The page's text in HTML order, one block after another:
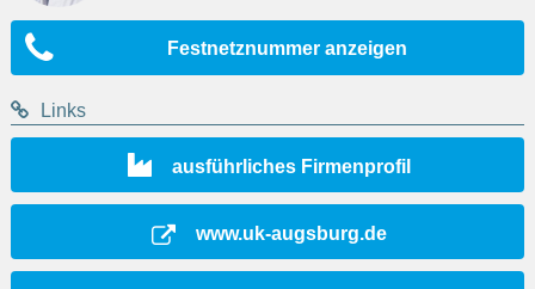
Festnetznummer anzeigen
Links
ausführliches Firmenprofil
www.uk-augsburg.de